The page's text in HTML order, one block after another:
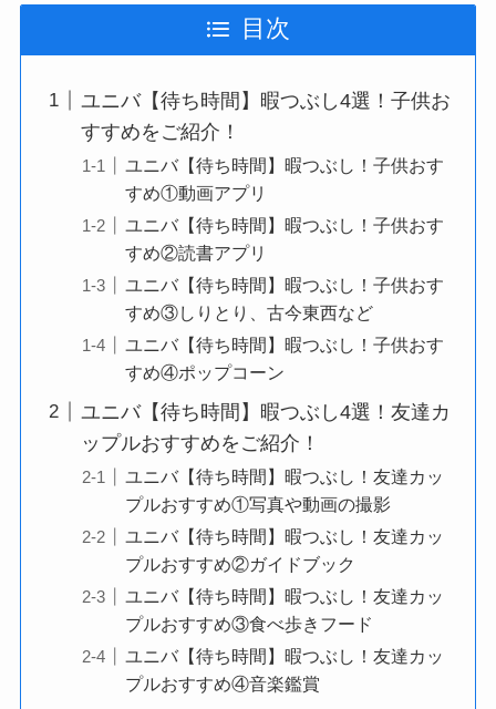
目次
ユニバ【待ち時間】暇つぶし4選！子供お
すすめをご紹介！
ユニバ【待ち時間】暇つぶし！子供おす
すめ①動画アプリ
ユニバ【待ち時間】暇つぶし！子供おす
すめ②読書アプリ
ユニバ【待ち時間】暇つぶし！子供おす
すめ③しりとり、古今東西など
ユニバ【待ち時間】暇つぶし！子供おす
すめ④ポップコーン
ユニバ【待ち時間】暇つぶし4選！友達カ
ップルおすすめをご紹介！
ユニバ【待ち時間】暇つぶし！友達カッ
プルおすすめ①写真や動画の撮影
ユニバ【待ち時間】暇つぶし！友達カッ
プルおすすめ②ガイドブック
ユニバ【待ち時間】暇つぶし！友達カッ
プルおすすめ③食べ歩きフード
ユニバ【待ち時間】暇つぶし！友達カッ
プルおすすめ④音楽鑑賞